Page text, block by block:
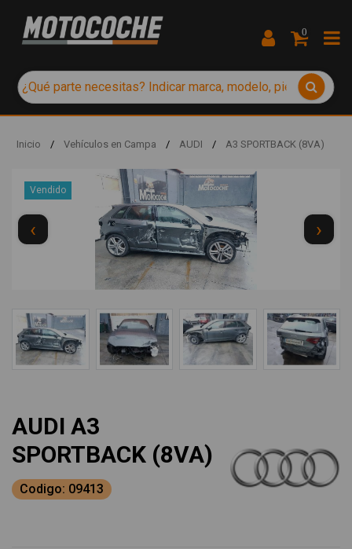
0
Inicio / Vehículos en Campa / AUDI / A3 SPORTBACK (8VA)
Vendido
‹ ›
AUDI A3
SPORTBACK (8VA)
Codigo: 09413